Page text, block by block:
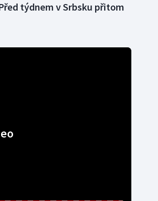
týdnem v Srbsku přitom